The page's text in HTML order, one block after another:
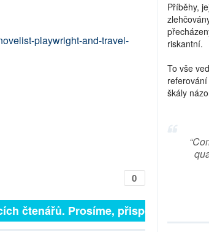
playwright-and-travel-
0
čtenářů. Prosíme, přispějte. ➥
Příběhy,
riskantní.
To vše
škály